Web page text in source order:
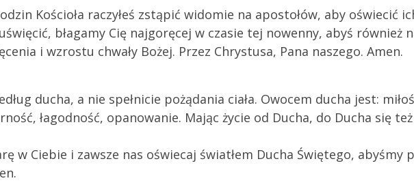
Kościoła raczyłeś zstąpić widomie na apostołów, aby oświecić
błagamy Cię najgoręcej w czasie tej nowenny, abyś również
i wzrostu chwały Bożej. Przez Chrystusa, Pana naszego. Amen.
ducha, a nie spełnicie pożądania ciała. Owocem ducha jest:
łagodność, opanowanie. Mając życie od Ducha, do Ducha się
w Ciebie i zawsze nas oświecaj światłem Ducha Świętego, abyśmy